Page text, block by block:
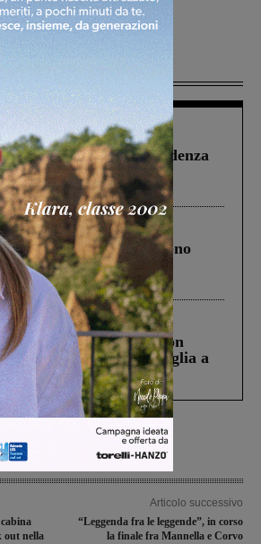
1 Agosto 2026
finanziata oltre la scadenza
Fratelli d’Italia: “Un
al Governo”
in A1 in cui morirono
Franco. Lo schianto, il
ai sorpassi fra tir....
struttura di Castiglion
che aveva ucciso la figlia a
out nella
Articolo successivo
“Leggenda fra le leggende”, in corso
la finale fra Mannella e Corvo